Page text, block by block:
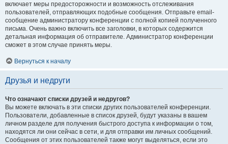
включает меры предосторожности и возможность отслеживания
пользователей, отправляющих подобные сообщения. Отправьте email-
сообщение администратору конференции с полной копией полученного
письма. Очень важно включить все заголовки, в которых содержится
детальная информация об отправителе. Администратор конференции
сможет в этом случае принять меры.
Вернуться к началу
Друзья и недруги
Что означают списки друзей и недругов?
Вы можете включать в эти списки других пользователей конференции.
Пользователи, добавленные в список друзей, будут указаны в вашем
личном разделе для получения быстрого доступа к информации о том,
находятся ли они сейчас в сети, и для отправки им личных сообщений.
Сообщения от этих пользователей также могут выделяться, если это